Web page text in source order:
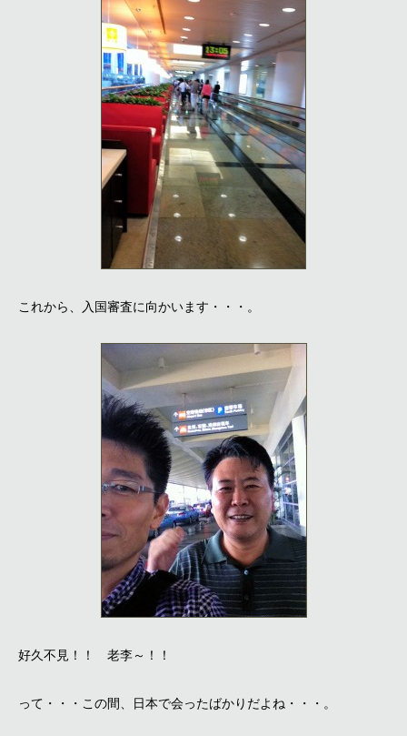
これから、入国審査に向かいます・・・。
好久不見！！ 老李～！！
って・・・この間、日本で会ったばかりだよね・・・。